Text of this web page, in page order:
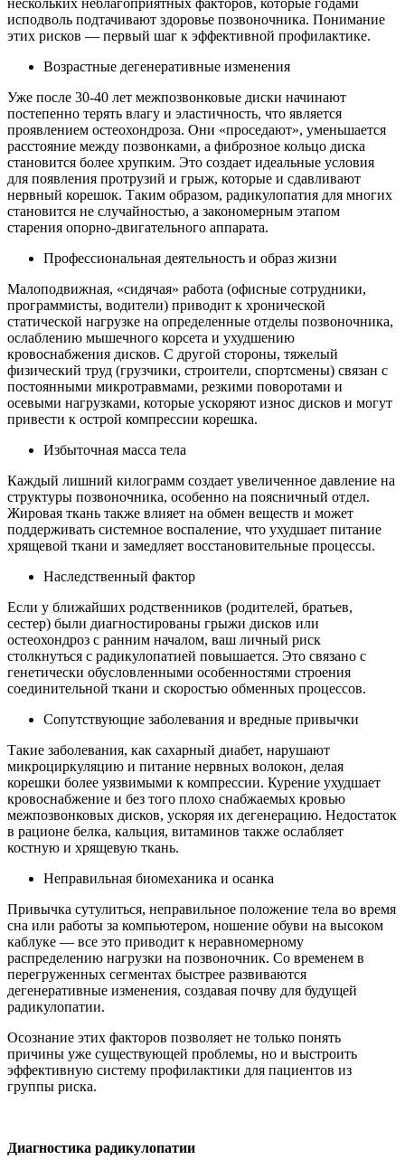
исподволь подтачивают здоровье позвоночника. Понимание
этих рисков — первый шаг к эффективной профилактике.
Возрастные дегенеративные изменения
Уже после 30-40 лет межпозвонковые диски начинают
постепенно терять влагу и эластичность, что является
проявлением остеохондроза. Они «проседают», уменьшается
расстояние между позвонками, а фиброзное кольцо диска
становится более хрупким. Это создает идеальные условия
для появления протрузий и грыж, которые и сдавливают
нервный корешок. Таким образом, радикулопатия для многих
становится не случайностью, а закономерным этапом
старения опорно-двигательного аппарата.
Профессиональная деятельность и образ жизни
Малоподвижная, «сидячая» работа (офисные сотрудники,
программисты, водители) приводит к хронической
статической нагрузке на определенные отделы позвоночника,
ослаблению мышечного корсета и ухудшению
кровоснабжения дисков. С другой стороны, тяжелый
физический труд (грузчики, строители, спортсмены) связан с
постоянными микротравмами, резкими поворотами и
осевыми нагрузками, которые ускоряют износ дисков и могут
привести к острой компрессии корешка.
Избыточная масса тела
Каждый лишний килограмм создает увеличенное давление на
структуры позвоночника, особенно на поясничный отдел.
Жировая ткань также влияет на обмен веществ и может
поддерживать системное воспаление, что ухудшает питание
хрящевой ткани и замедляет восстановительные процессы.
Наследственный фактор
Если у ближайших родственников (родителей, братьев,
сестер) были диагностированы грыжи дисков или
остеохондроз с ранним началом, ваш личный риск
столкнуться с радикулопатией повышается. Это связано с
генетически обусловленными особенностями строения
соединительной ткани и скоростью обменных процессов.
Сопутствующие заболевания и вредные привычки
Такие заболевания, как сахарный диабет, нарушают
микроциркуляцию и питание нервных волокон, делая
корешки более уязвимыми к компрессии. Курение ухудшает
кровоснабжение и без того плохо снабжаемых кровью
межпозвонковых дисков, ускоряя их дегенерацию. Недостаток
в рационе белка, кальция, витаминов также ослабляет
костную и хрящевую ткань.
Неправильная биомеханика и осанка
Привычка сутулиться, неправильное положение тела во время
сна или работы за компьютером, ношение обуви на высоком
каблуке — все это приводит к неравномерному
распределению нагрузки на позвоночник. Со временем в
перегруженных сегментах быстрее развиваются
дегенеративные изменения, создавая почву для будущей
радикулопатии.
Осознание этих факторов позволяет не только понять
причины уже существующей проблемы, но и выстроить
эффективную систему профилактики для пациентов из
группы риска.
Диагностика радикулопатии